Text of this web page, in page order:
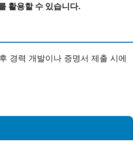
활용할 수 있습니다.
경력 개발이나 증명서 제출 시에